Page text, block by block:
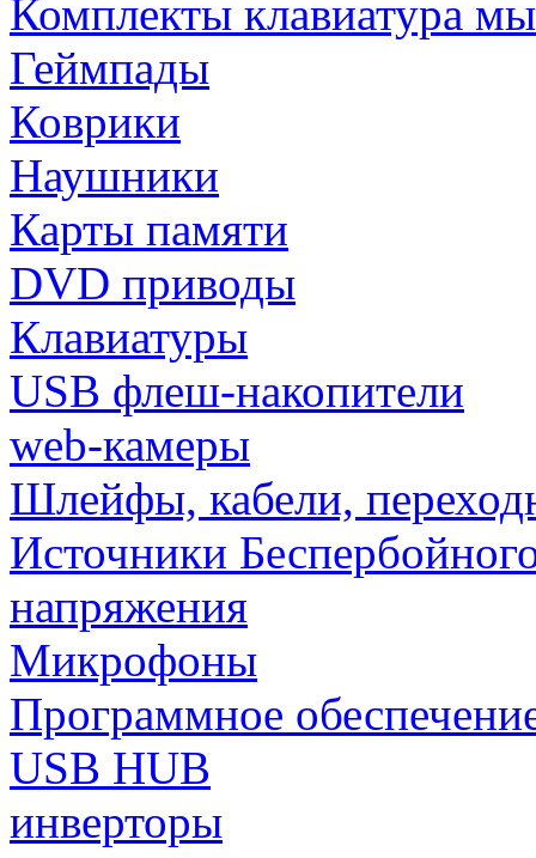
Комплекты клавиатура
Геймпады
Коврики
Наушники
Карты памяти
DVD приводы
Клавиатуры
USB флеш-накопители
web-камеры
Шлейфы, кабели,
Источники
напряжения
Микрофоны
Программное
USB HUB
инверторы